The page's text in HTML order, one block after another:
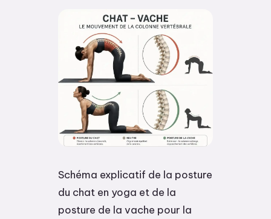
Schéma explicatif de la posture
du chat en yoga et de la
posture de la vache pour la